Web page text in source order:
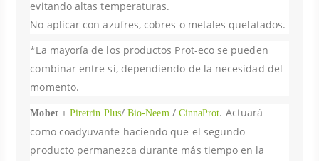
evitando altas temperaturas.
No aplicar con azufres, cobres o metales quelatados.
*La mayoría de los productos Prot-eco se pueden
combinar entre si, dependiendo de la necesidad del
momento.
Mobet+ Piretrin Plus/Bio-Neem/ CinnaProt. Actuará
como coadyuvante haciendo que el segundo
producto permanezca durante más tiempo en la